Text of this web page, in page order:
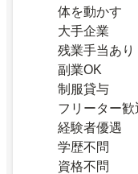
体を動かす
大手企業
残業手当あり
副業OK
制服貸与
フリーター歓
経験者優遇
学歴不問
資格不問